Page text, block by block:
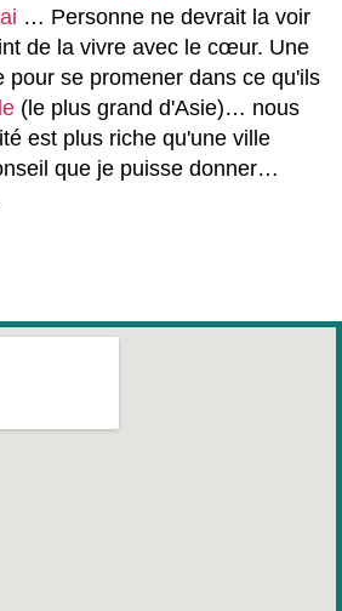
… Personne ne devrait la voir
de la vivre avec le cœur. Une
pour se promener dans ce qu'ils
(le plus grand d'Asie)… nous
est plus riche qu'une ville
que je puisse donner…